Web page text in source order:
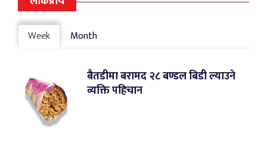
Week Month
बैतडीमा बरामद २८ बण्डल बिडी ल्याउने
व्यक्ति पहिचान